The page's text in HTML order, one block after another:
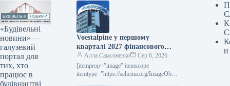
«Будівельні
новини» —
галузевий
портал для
тих, хто
працює в
будівництві
Voestalpine у першому
кварталі 2027 фінансового
року підвищила виручку на
2,4% порівняно з попереднім
роком.
Алла Самсоненко
Сер 6, 2026
[itemprop=”image” itemscope
itemtype=”https://schema.org/ImageObje
и